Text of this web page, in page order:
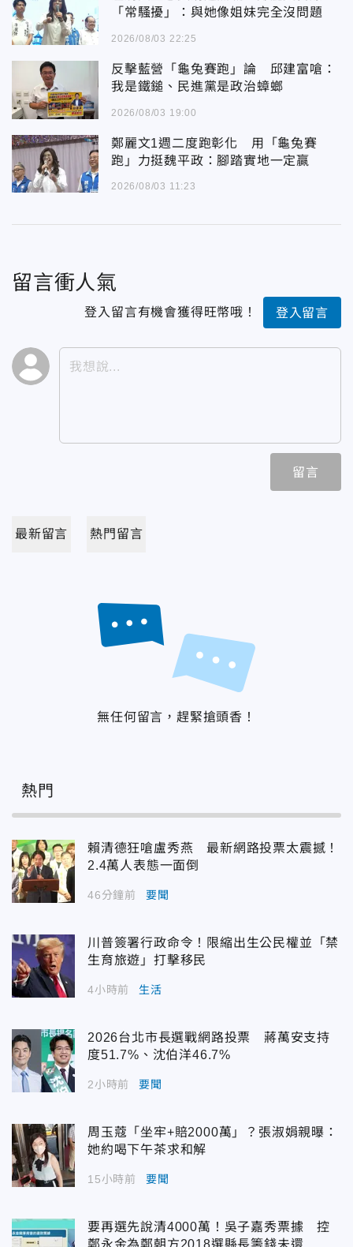
「常騷擾」：與她像姐妹完全沒問題
2026/08/03 22:25
反擊藍營「龜兔賽跑」論 邱建富嗆：
我是鐵鎚、民進黨是政治蟑螂
2026/08/03 19:00
鄭麗文1週二度跑彰化 用「龜兔賽
跑」力挺魏平政：腳踏實地一定贏
2026/08/03 11:23
留言衝人氣
登入留言有機會獲得旺幣哦！ 登入留言
留言
最新留言 熱門留言
無任何留言，趕緊搶頭香！
熱門
賴清德狂嗆盧秀燕 最新網路投票太震撼！
2.4萬人表態一面倒
46分鐘前 要聞
川普簽署行政命令！限縮出生公民權並「禁
生育旅遊」打擊移民
4小時前 生活
2026台北市長選戰網路投票 蔣萬安支持
度51.7%、沈伯洋46.7%
2小時前 要聞
周玉蔻「坐牢+賠2000萬」？張淑娟親曝：
她約喝下午茶求和解
15小時前 要聞
要再選先說清4000萬！吳子嘉秀票據 控